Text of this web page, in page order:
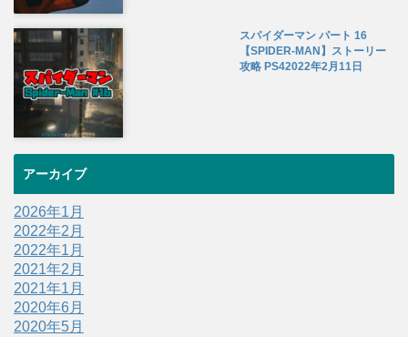
スパイダーマン パート 16
【SPIDER-MAN】ストーリー
攻略 PS42022年2月11日
アーカイブ
2026年1月
2022年2月
2022年1月
2021年2月
2021年1月
2020年6月
2020年5月